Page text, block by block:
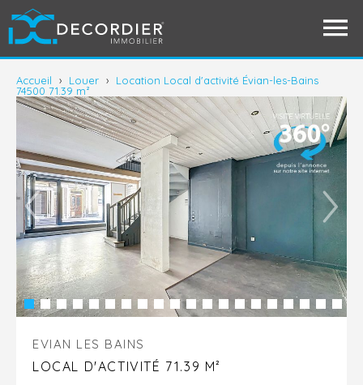
Accueil › Louer ›
Location Local d'activité Évian-les-Bains
74500 71.39 m²
EVIAN LES BAINS
LOCAL D'ACTIVITÉ 71.39 M²